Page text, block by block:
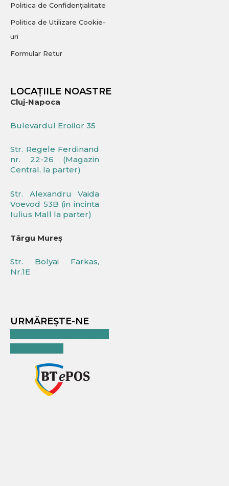
Politica de Confidențialitate
Politica de Utilizare Cookie-
uri
Formular Retur
LOCAȚIILE NOASTRE
Cluj-Napoca
Bulevardul Eroilor 35
Str. Regele Ferdinand
nr. 22-26 (Magazin
Central, la parter)
Str. Alexandru Vaida
Voevod 53B (in incinta
Iulius Mall la parter)
Târgu Mureș
Str. Bolyai Farkas,
Nr.1E
URMĂREȘTE-NE